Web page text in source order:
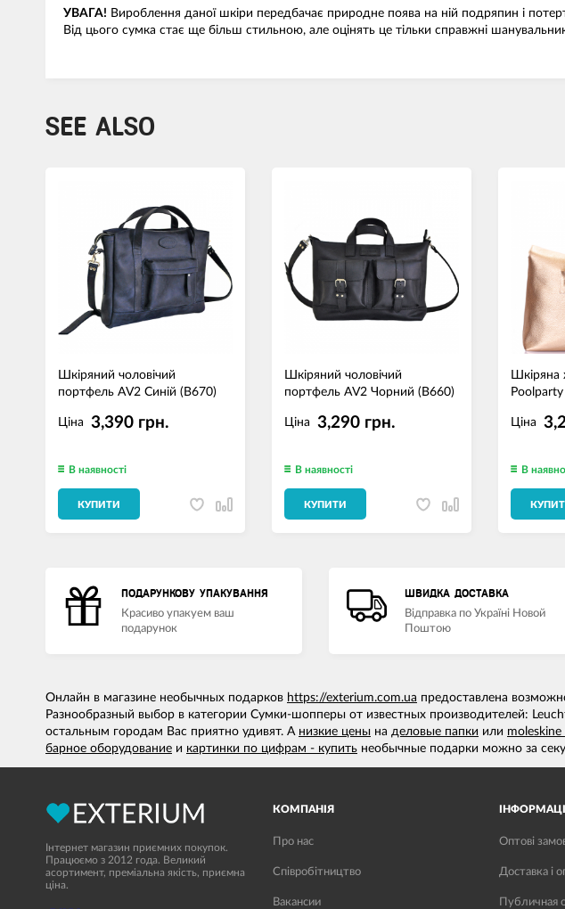
УВАГА! Вироблення даної шкіри передбачає природне поява на ній подряпин і
Від цього сумка стає ще більш стильною, але оцінять це тільки справжні
SEE ALSO
Шкіряний чоловічий
портфель AV2 Синій (B670)
Ціна 3,390 грн.
В наявності
КУПИТИ
Шкіряний чоловічий
портфель AV2 Чорний (B660)
Ціна3,290 грн.
В наявності
КУПИТИ
Шкіряна
Ціна
В
ПОДАРУНКОВУ УПАКУВАННЯ
Красиво упакуем ваш
подарунок
ШВИДКА ДОСТАВКА
Відправка по Україні Новой
Поштою
Онлайн в магазине необычных подарков https://exterium.com.ua предоставлена
Разнообразный выбор в категории Сумки-шопперы от известных производителей:
остальным городам Вас приятно удивят. А низкие цены на деловые папки или
барное оборудование и картинки по цифрам - купить необычные подарки можно за
Інтернет магазин приємних покупок.
Працюємо з 2012 года. Великий
асортимент, преміальна якість, приємна
ціна.
КОМПАНІЯ
Про нас
Співробітництво
Вакансии
Оптові
Доставка і
Публичная